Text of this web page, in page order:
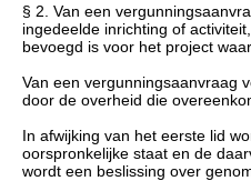
§ 2. Van een
ingedeelde inrichting of
bevoegd is voor het project
Van een vergunningsaanvraag
door de overheid die
In afwijking van het eerste lid
oorspronkelijke staat en de
wordt een beslissing over